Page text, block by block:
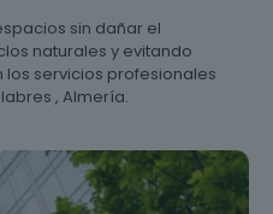
sin dañar el
naturales y evitando
los servicios profesionales
, Almería.